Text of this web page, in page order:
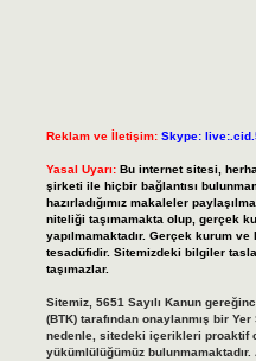
Reklam ve İletişim: Skype:
Yasal Uyarı: Bu internet sitesi,
şirketi ile hiçbir bağlantısı
hazırladığımız makaleler
niteliği taşımamakta olup, gerçek
yapılmamaktadır. Gerçek kurum
tesadüfidir. Sitemizdeki bilgiler
taşımazlar.
Sitemiz, 5651 Sayılı Kanun
(BTK) tarafından onaylanmış bir
nedenle, sitedeki içerikleri proaktif
yükümlülüğümüz